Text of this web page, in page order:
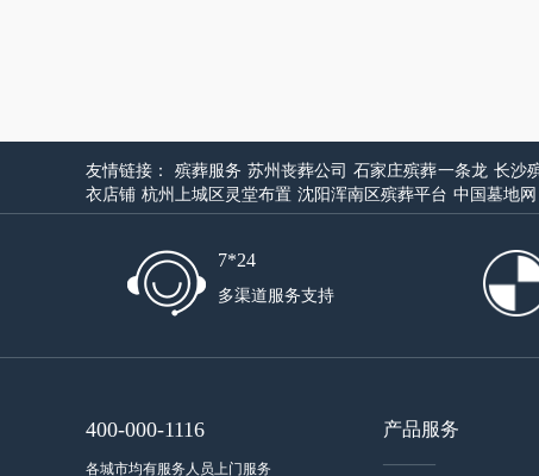
友情链接： 殡葬服务 苏州丧葬公司 石家庄殡葬一条龙 长沙
衣店铺 杭州上城区灵堂布置 沈阳浑南区殡葬平台 中国墓地网
7*24
多渠道服务支持
400-000-1116
各城市均有服务人员上门服务
产品服务
——